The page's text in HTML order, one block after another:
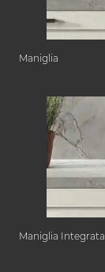
Maniglia
Maniglia Integrata